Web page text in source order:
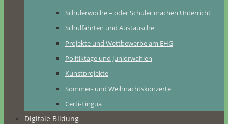
Schülerwoche – oder Schüler machen Unterricht
Schulfahrten und Austausche
Projekte und Wettbewerbe am EHG
Politiktage und Juniorwahlen
Kunstprojekte
Sommer- und Weihnachtskonzerte
Certi-Lingua
Digitale Bildung